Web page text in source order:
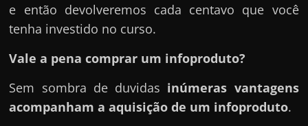
e então devolveremos cada centavo que você
tenha investido no curso.
Vale a pena comprar um infoproduto?
Sem sombra de duvidas inúmeras vantagens
acompanham a aquisição de um infoproduto.